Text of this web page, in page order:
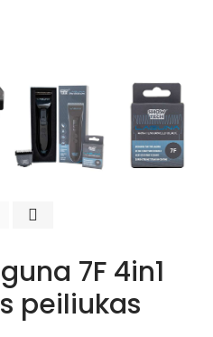
7F 4in1
peiliukas